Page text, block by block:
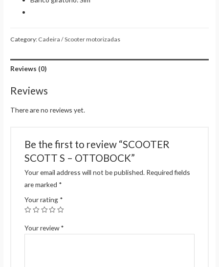
Category: Cadeira / Scooter motorizadas
Reviews (0)
Reviews
There are no reviews yet.
Be the first to review “SCOOTER
SCOTT S – OTTOBOCK”
Your email address will not be published. Required fields
are marked *
Your rating *
Your review*